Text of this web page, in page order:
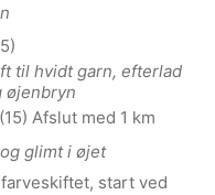
til hvidt garn, efterlad
øjenbryn
Afslut med 1 km
glimt i øjet
start ved